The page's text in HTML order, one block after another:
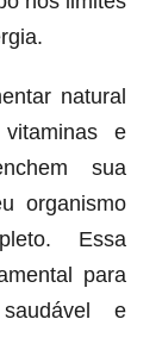
natural
e
sua
organismo
Essa
para
e